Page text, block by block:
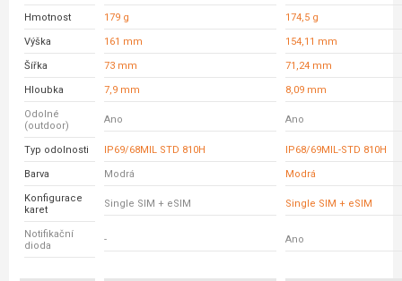
Hmotnost 179 g 174,5 g
Výška 161 mm 154,11 mm
Šířka 73 mm 71,24 mm
Hloubka 7,9 mm 8,09 mm
Odolné
(outdoor)
Ano Ano
Typ odolnosti IP69/68MIL STD 810H IP68/69MIL-STD 810H
Barva Modrá Modrá
Konfigurace
karet
Single SIM + eSIM Single SIM + eSIM
Notifikační
dioda
- Ano